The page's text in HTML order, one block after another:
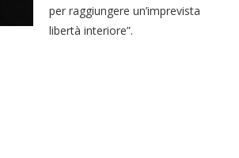
per raggiungere un’imprevista
libertà interiore”.